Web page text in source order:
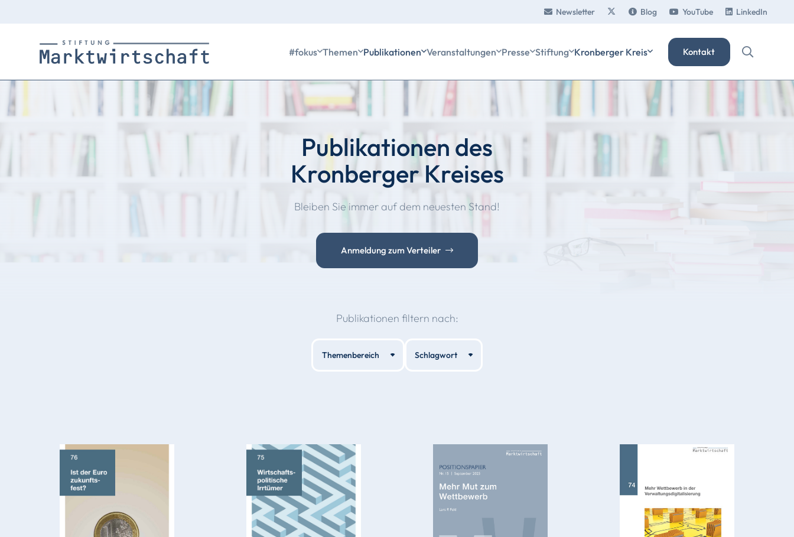
Newsletter Blog YouTube LinkedIn
#fokus Themen Publikationen Veranstaltungen Presse Stiftung Kronberger Kreis Kontakt
Publikationen des
Kronberger Kreises
Bleiben Sie immer auf dem neuesten Stand!
Anmeldung zum Verteiler
Publikationen filtern nach:
Themenbereich Schlagwort